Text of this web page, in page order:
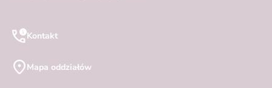
Kontakt
Mapa oddziałów